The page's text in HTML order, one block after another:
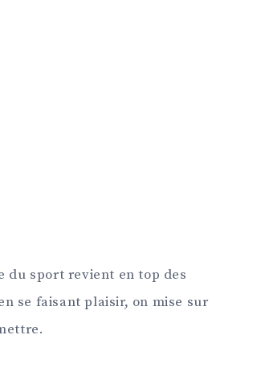
du sport revient en top des
se faisant plaisir, on mise sur